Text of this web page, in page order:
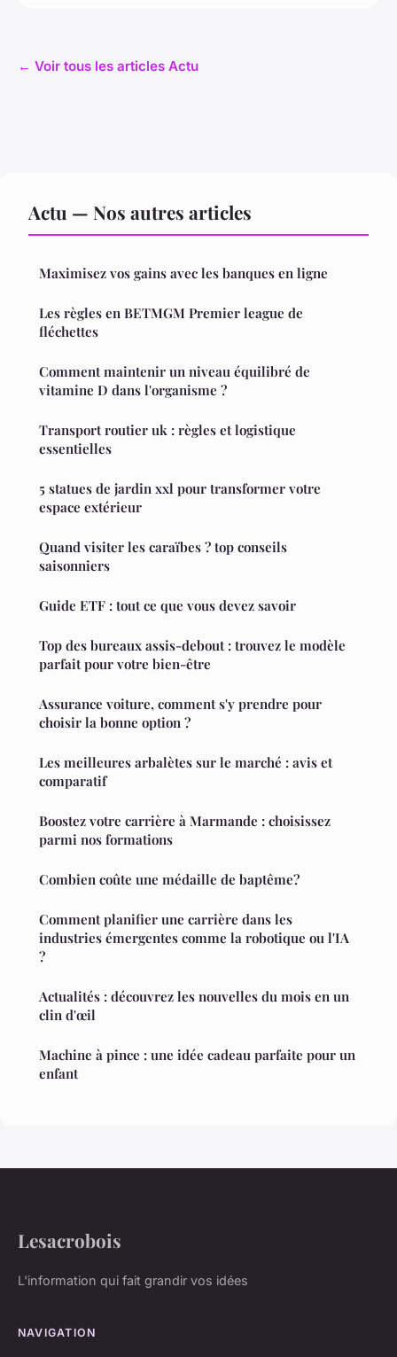
← Voir tous les articles Actu
Actu — Nos autres articles
Maximisez vos gains avec les banques en ligne
Les règles en BETMGM Premier league de
fléchettes
Comment maintenir un niveau équilibré de
vitamine D dans l'organisme ?
Transport routier uk : règles et logistique
essentielles
5 statues de jardin xxl pour transformer votre
espace extérieur
Quand visiter les caraïbes ? top conseils
saisonniers
Guide ETF : tout ce que vous devez savoir
Top des bureaux assis-debout : trouvez le modèle
parfait pour votre bien-être
Assurance voiture, comment s'y prendre pour
choisir la bonne option ?
Les meilleures arbalètes sur le marché : avis et
comparatif
Boostez votre carrière à Marmande : choisissez
parmi nos formations
Combien coûte une médaille de baptême?
Comment planifier une carrière dans les
industries émergentes comme la robotique ou l'IA
?
Actualités : découvrez les nouvelles du mois en un
clin d'œil
Machine à pince : une idée cadeau parfaite pour un
enfant
Lesacrobois
L'information qui fait grandir vos idées
NAVIGATION